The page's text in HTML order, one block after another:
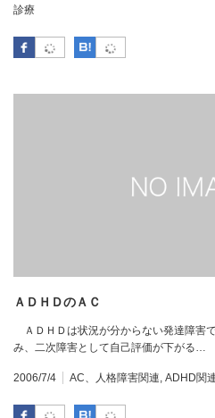
診療
Facebook はてなブックマーク
ＡＤＨＤのＡＣ
ＡＤＨＤは状況が分からない発達障害
み、二次障害として自己評価が下がる…
2006/7/4 AC、人格障害関連 ADHD関
Facebook はてなブックマーク